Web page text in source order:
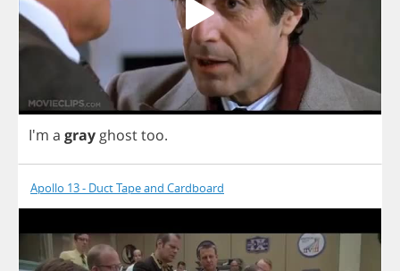
I'm a grayghosttoo.
Apollo 13 - Duct Tape and Cardboard